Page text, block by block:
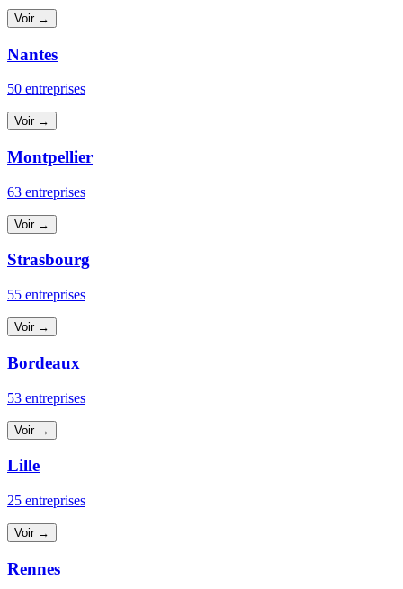
Voir →
Nantes
50 entreprises
Voir →
Montpellier
63 entreprises
Voir →
Strasbourg
55 entreprises
Voir →
Bordeaux
53 entreprises
Voir →
Lille
25 entreprises
Voir →
Rennes